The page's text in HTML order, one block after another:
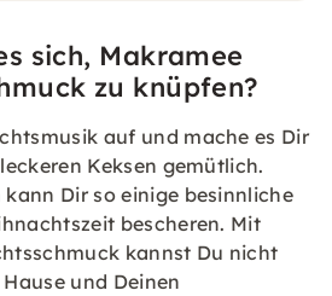
sich, Makramee
zu knüpfen?
auf und mache es Dir
Keksen gemütlich.
Dir so einige besinnliche
bescheren. Mit
kannst Du nicht
und Deinen